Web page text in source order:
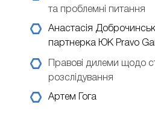
та проблемні питання
Анастасія
партнерка ЮК Pravo
Правові дилеми щодо
розслідування
Артем Гога